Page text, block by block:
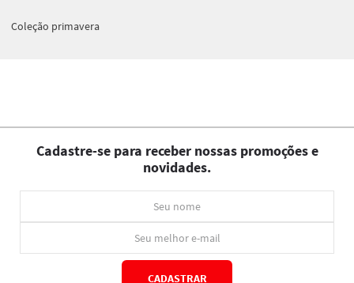
Coleção primavera
Cadastre-se para receber nossas promoções e
novidades.
CADASTRAR